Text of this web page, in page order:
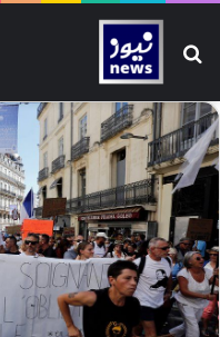
تلاش کیجیے